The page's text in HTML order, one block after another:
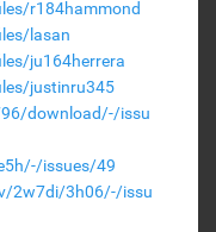
r184hammond
lasan
ju164herrera
justinru345
download/-/issu
issues/49
2w7di/3h06/-/issu